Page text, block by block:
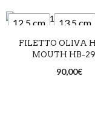
12,5 cm
13,5 cm
14,5 cm
FILETTO OLIVA
MOUTH HB-
90,00€